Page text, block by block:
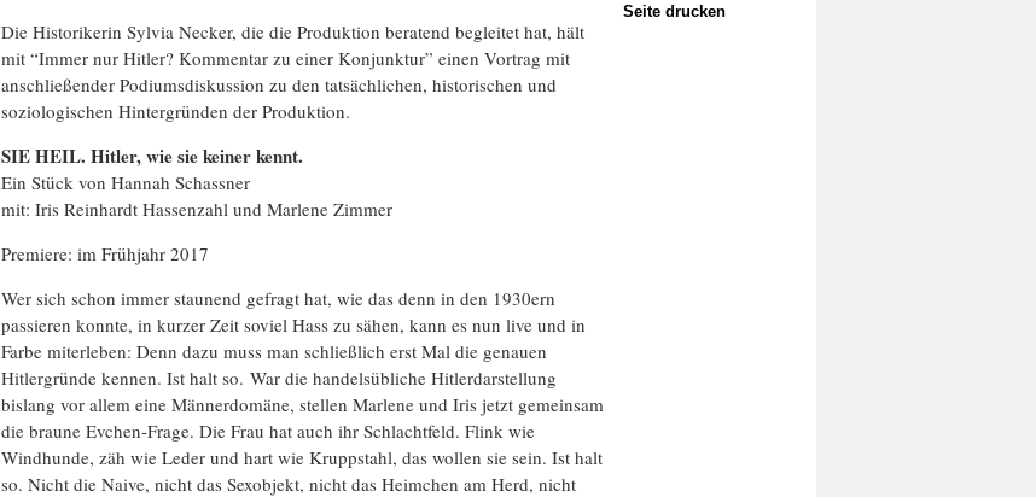
Seite drucken
Die Historikerin Sylvia Necker, die die Produktion beratend begleitet hat, hält
mit “Immer nur Hitler? ‎Kommentar zu einer Konjunktur” einen Vortrag mit
anschließender Podiumsdiskussion zu den tatsächlichen, historischen und
soziologischen Hintergründen der Produktion.
SIE HEIL. Hitler, wie sie keiner kennt.
Ein Stück von Hannah Schassner
mit: Iris Reinhardt Hassenzahl und Marlene Zimmer
Premiere: im Frühjahr 2017
Wer sich schon immer staunend gefragt hat, wie das denn in den 1930ern
passieren konnte, in kurzer Zeit soviel Hass zu sähen, kann es nun live und in
Farbe miterleben: Denn dazu muss man schließlich erst Mal die genauen
Hitlergründe kennen. Ist halt so. War die handelsübliche Hitlerdarstellung
bislang vor allem eine Männerdomäne, stellen Marlene und Iris jetzt gemeinsam
die braune Evchen-Frage. Die Frau hat auch ihr Schlachtfeld. Flink wie
Windhunde, zäh wie Leder und hart wie Kruppstahl, das wollen sie sein. Ist halt
so. Nicht die Naive, nicht das Sexobjekt, nicht das Heimchen am Herd, nicht